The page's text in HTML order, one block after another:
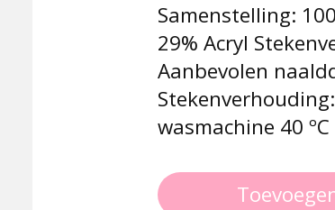
Samenstelling:
29% Acryl
Aanbevolen
wasmachine 40 ºC